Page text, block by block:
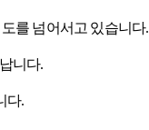
를 넘어서고 있습니다.
니다.
다.